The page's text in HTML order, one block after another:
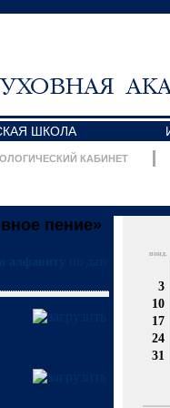
ШКОЛА
КАБИНЕТ
пение»
понд.
3
10
17
24
31